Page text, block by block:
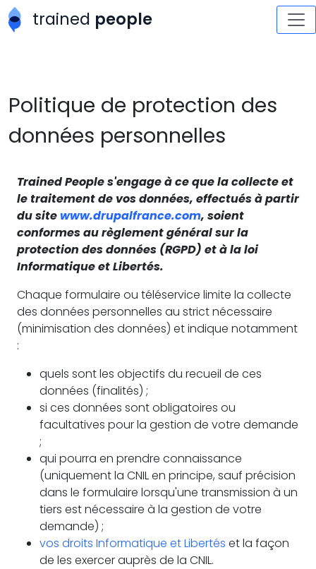
Aller au contenu principal
trained people
Politique de protection des
données personnelles
Trained People s'engage à ce que la collecte et
le traitement de vos données, effectués à partir
du sitewww.drupalfrance.com, soient
conformes au règlement général sur la
protection des données (RGPD) et à la loi
Informatique et Libertés.
Chaque formulaire ou téléservice limite la collecte
des données personnelles au strict nécessaire
(minimisation des données) et indique notamment
:
quels sont les objectifs du recueil de ces
données (finalités) ;
si ces données sont obligatoires ou
facultatives pour la gestion de votre demande
;
qui pourra en prendre connaissance
(uniquement la CNIL en principe, sauf précision
dans le formulaire lorsqu'une transmission à un
tiers est nécessaire à la gestion de votre
demande) ;
vos droits Informatique et Libertés et la façon
de les exercer auprès de la CNIL.